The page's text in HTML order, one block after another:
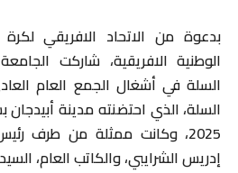
بدعوة من الاتحاد الافريقي
الوطنية الافريقية، شاركت
السلة في أشغال الجمع العام
2025، وكانت ممثلة من طرف
إدريس الشرايبي، والكاتب العام،